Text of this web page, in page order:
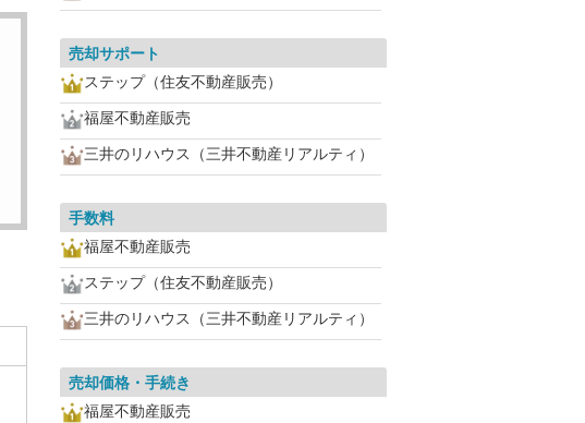
売却サポート
ステップ（住友不動産販売）
福屋不動産販売
三井のリハウス（三井不動産リアルティ）
手数料
福屋不動産販売
ステップ（住友不動産販売）
三井のリハウス（三井不動産リアルティ）
売却価格・手続き
福屋不動産販売